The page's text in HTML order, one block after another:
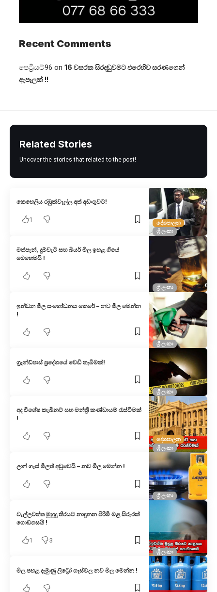
Recent Comments
පෙට්‍රියට්96 on 16 වසරක සිරදඬුවමට එරෙහිව සරණගෙන්
ඇපෑලක් !!
Related Stories
Uncover the stories that related to the post!
දේශපාලන
ශ්‍රී ලංකා
කෙහෙලිය රඹුක්වැල්ල අත් අඩංගුවට!
1
ශ්‍රී ලංකා
මත්පැන්, දුම්වැටි සහ බියර් මිල ඉහළ ගියේ
මෙහෙමයි !
ශ්‍රී ලංකා
ඉන්ධන මිල සංශෝධනය කෙරේ – නව මිල මෙන්න
!
ශ්‍රී ලංකා
ග්‍රෑන්ඩ්පාස් ප්‍රදේශයේ වෙඩි තැබීමක්!
දේශපාලන
ශ්‍රී ලංකා
අද විශේෂ කැබිනට් සහ මන්ත්‍රී කණ්ඩායම් රැස්වීමක්
!
ශ්‍රී ලංකා
ලාෆ් ගෑස් මිලත් අඩුවෙයි – නව මිල මෙන්න !
ශ්‍රී ලංකා
වැල්ලවත්ත මුහුදු තීරයට නාඳුනන පිරිමි මළ සිරුරක්
ගොඩගසයි !
1 3
මිල පහළ දැමුණු ලිට්‍රෝ ගෑස්වල නව මිල මෙන්න !